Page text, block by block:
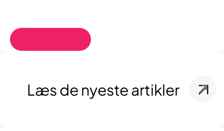
Læs de nyeste artikler